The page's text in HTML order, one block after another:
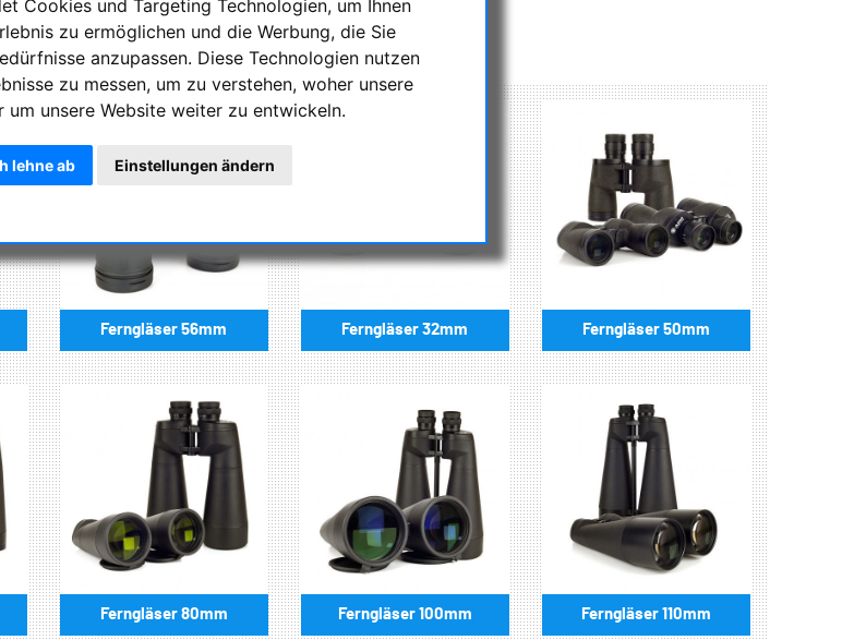
Cookies und Targeting Technologien, um Ihnen
zu ermöglichen und die Werbung, die Sie
anzupassen. Diese Technologien nutzen
zu messen, um zu verstehen, woher unsere
um unsere Website weiter zu entwickeln.
lehne ab Einstellungen ändern
sind wasserdicht und mit Stickstiff gefüllt!!!
Ferngläser 56mm Ferngläser 32mm Ferngläser 50mm
Ferngläser 80mm Ferngläser 100mm Ferngläser 110mm